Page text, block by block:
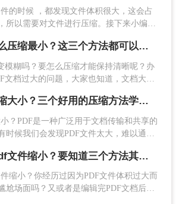
添加文件夹，这样可以节省很多
很多。界面上的通用设置也可以
击开始压缩，等待压缩完成就可以
的时候 ，都发现文件体积很大，这会占
所以需要对文件进行压缩。接下来小编就
pdf压缩文件怎么压缩最小？这三个方法都可以缩小！
模糊吗？要怎么压缩才能保持清晰呢？办
文档过大的问题，大家也知道，文档大了
PDF文件不能用又有什么意义呢~那么pdf
小呢？下面一起看看吧。
pdf文件怎么压缩大小？三个好用的压缩方法学习一下！
？PDF是一种广泛用于文档传输和共享的
时候我们会发现PDF文件太大，难以通过
电脑上怎么把pdf文件缩小？要知道三个方法其实很简单
缩小​？你经历过因为PDF文件体积过大而
尬场面吗？又或者是编辑完PDF文档后文